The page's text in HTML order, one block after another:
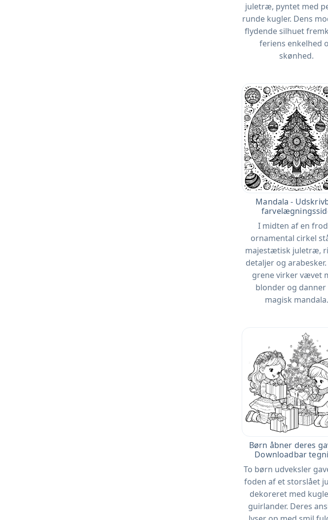
juletræ, pyntet med
runde kugler. Dens
flydende silhuet
feriens enkelhed
skønhed.
Mandala -
I midten af ​​en
ornamental cirkel
majestætisk juletræ,
detaljer og arabesker.
grene virker vævet
blonder og danner
magisk mandala.
Børn åbner deres
Downloadbar
To børn udveksler
foden af ​​et storslået
dekoreret med
guirlander. Deres